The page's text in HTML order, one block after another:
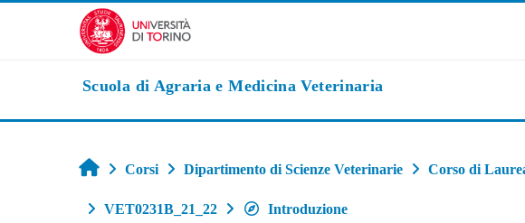
Vai al contenuto principale
Scuola di Agraria e Medicina Veterinaria
Home
Corsi Dipartimento di Scienze Veterinarie Corso di
VET0231B_21_22 Introduzione